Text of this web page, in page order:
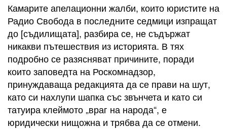
Камарите апелационни жалби, които юристите на
Радио Свобода в последните седмици изпращат
до [съдилищата], разбира се, не съдържат
никакви пътешествия из историята. В тях
подробно се разясняват причините, поради
които заповедта на Роскомнадзор,
принуждаваща редакцията да се прави на шут,
като си нахлупи шапка със звънчета и като си
татуира клеймото „враг на народа“, е
юридически нищожна и трябва да се отмени.